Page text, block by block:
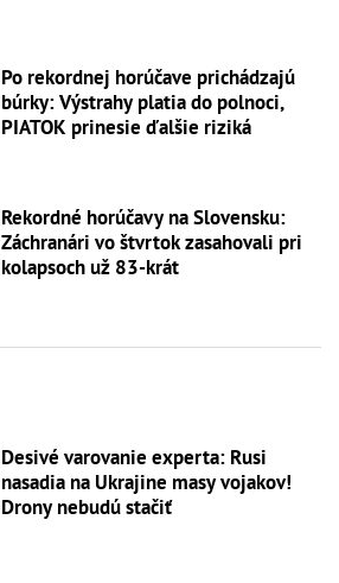
Po rekordnej horúčave prichádzajú
búrky: Výstrahy platia do polnoci,
PIATOK prinesie ďalšie riziká
Rekordné horúčavy na Slovensku:
Záchranári vo štvrtok zasahovali pri
kolapsoch už 83-krát
Desivé varovanie experta: Rusi
nasadia na Ukrajine masy vojakov!
Drony nebudú stačiť